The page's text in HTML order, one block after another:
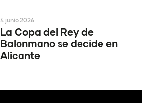
La Copa del Rey de
Balonmano se decide en
Alicante
4 junio 2026